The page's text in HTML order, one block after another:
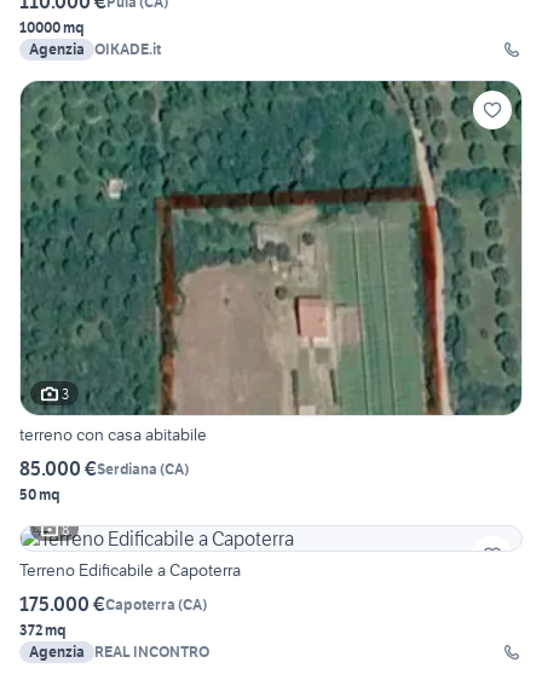
10000 mq
Agenzia OIKADE.it
3
terreno con casa abitabile
85.000 €Serdiana (CA)
50 mq
8
Terreno Edificabile a Capoterra
175.000 €Capoterra (CA)
372 mq
Agenzia
REAL INCONTRO